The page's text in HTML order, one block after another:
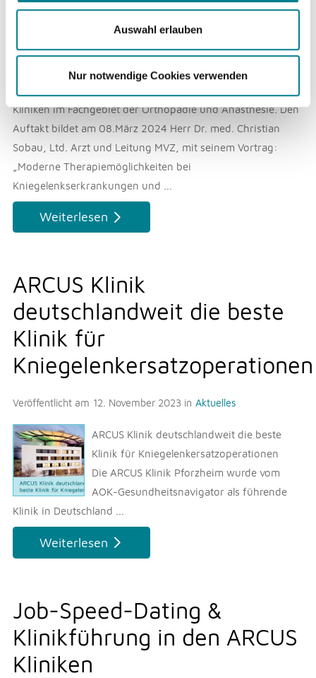
Auswahl erlauben
Nur notwendige Cookies verwenden
Am 08. März startet unsere
Veranstaltungsreihe „ARCUS
Patientenforum“ in das 1. Halbjahr 2024.
An insgesamt sieben
Kliniken im Fachgebiet der Orthopädie und Anästhesie. Den
Auftakt bildet am 08.März 2024 Herr Dr. med. Christian
Sobau, Ltd. Arzt und Leitung MVZ, mit seinem Vortrag:
„Moderne Therapiemöglichkeiten bei
Kniegelenkserkrankungen und ...
Weiterlesen
ARCUS Klinik
deutschlandweit die beste
Klinik für
Kniegelenkersatzoperationen
Veröffentlicht am 12. November 2023 in Aktuelles
ARCUS Klinik deutschlandweit die beste
Klinik für Kniegelenkersatzoperationen
Die ARCUS Klinik Pforzheim wurde vom
AOK-Gesundheitsnavigator als führende
Klinik in Deutschland ...
Weiterlesen
Job-Speed-Dating &
Klinikführung in den ARCUS
Kliniken